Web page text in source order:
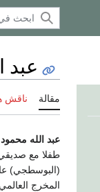
عبد
مقالة ناقش
عبد الله محمود
طفلا مع
(البوسطجي) عام 1974م ، ومن ثم كانت بداية انطلاقته السينمائية الحقيقية في
المخرج العالمي